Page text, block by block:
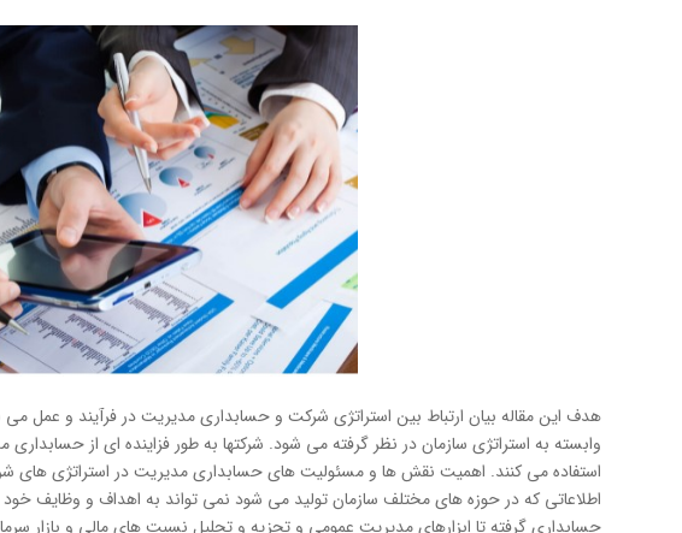
هدف این مقاله بیان ارتباط بین استراتژی شرکت و حسابداری مدیریت در فرآیند و عمل
وابسته به استراتژی سازمان در نظر گرفته می شود. شرکتها به طور فزاینده ای از
استفاده می کنند. اهمیت نقش ها و مسئولیت های حسابداری مدیریت در استراتژی های
اطلاعاتی كه در حوزه های مختلف سازمان تولید می شود نمی تواند به اهداف و وظایف خود
حسابداری گرفته تا ابزارهای مدیریت عمومی و تجزیه و تحلیل نسبت های مالی و بازار